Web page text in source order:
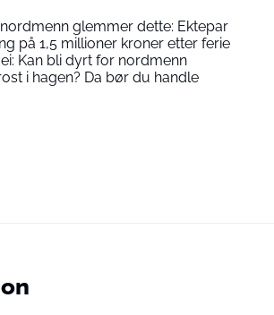
glemmer dette: Ektepar
på 1,5 millioner kroner etter ferie
Kan bli dyrt for nordmenn
i hagen? Da bør du handle